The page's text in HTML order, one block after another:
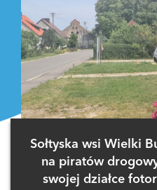
0 GŁOSÓW
Sołtyska wsi Wielki
na piratów
swojej działce